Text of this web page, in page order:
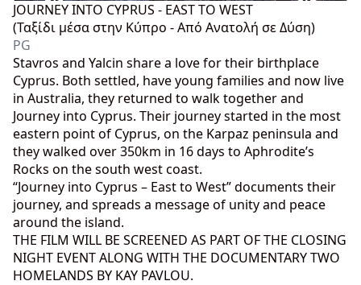
JOURNEY INTO CYPRUS - EAST TO WEST
(Ταξίδι μέσα στην Κύπρο - Από Ανατολή σε Δύση)
PG
Stavros and Yalcin share a love for their birthplace
Cyprus. Both settled, have young families and now live
in Australia, they returned to walk together and
Journey into Cyprus. Their journey started in the most
eastern point of Cyprus, on the Karpaz peninsula and
they walked over 350km in 16 days to Aphrodite’s
Rocks on the south west coast.
“Journey into Cyprus – East to West” documents their
journey, and spreads a message of unity and peace
around the island.
THE FILM WILL BE SCREENED AS PART OF THE CLOSING
NIGHT EVENT ALONG WITH THE DOCUMENTARY TWO
HOMELANDS BY KAY PAVLOU.